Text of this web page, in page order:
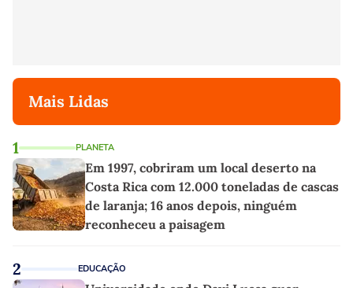
Mais Lidas
1 PLANETA
Em 1997, cobriram um local deserto na
Costa Rica com 12.000 toneladas de cascas
de laranja; 16 anos depois, ninguém
reconheceu a paisagem
2 EDUCAÇÃO